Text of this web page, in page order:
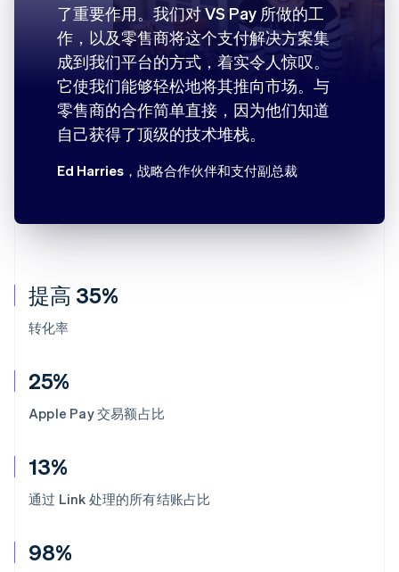
提高 35%
转化率
25%
Apple Pay 交易额占比
13%
通过 Link 处理的所有结账占比
98%
了重要作用。我们对 VS Pay 所做的工
作，以及零售商将这个支付解决方案集
成到我们平台的方式，着实令人惊叹。
它使我们能够轻松地将其推向市场。与
零售商的合作简单直接，因为他们知道
自己获得了顶级的技术堆栈。
Ed Harries ，战略合作伙伴和支付副总裁